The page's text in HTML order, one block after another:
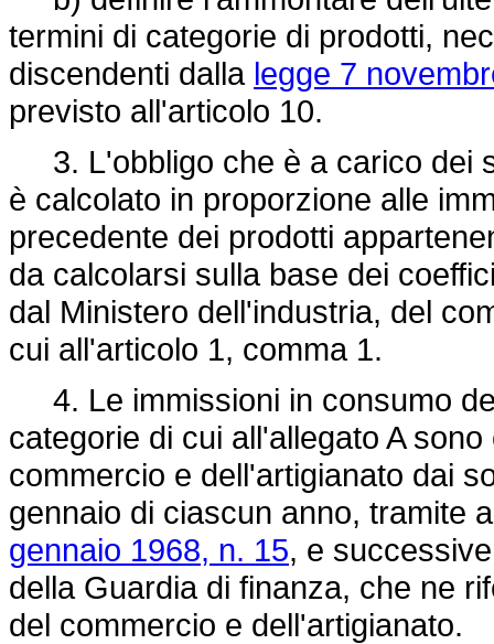
termini di categorie di prodotti,
discendenti dalla legge 7
previsto all'articolo 10.
3. L'obbligo che è a carico dei
è calcolato in proporzione alle
precedente dei prodotti
da calcolarsi sulla base dei
dal Ministero dell'industria, del
cui all'articolo 1, comma 1.
4. Le immissioni in consumo
categorie di cui all'allegato A
commercio e dell'artigianato dai
gennaio di ciascun anno, tramite
gennaio 1968, n. 15, e
della Guardia di finanza, che ne
del commercio e dell'artigianato.